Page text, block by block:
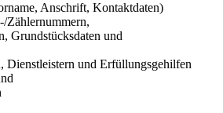
Anschrift, Kontaktdaten)
Zählernummern,
Grundstücksdaten und
Dienstleistern und Erfüllungsgehilfen